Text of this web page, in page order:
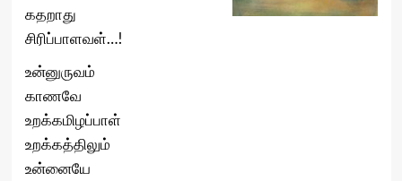
கதறாது
சிரிப்பாளவள்…!
உன்னுருவம்
காணவே
உறக்கமிழப்பாள்
உறக்கத்திலும்
உன்னையே